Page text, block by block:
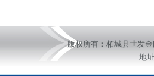
版权所有：柘城县世发
地